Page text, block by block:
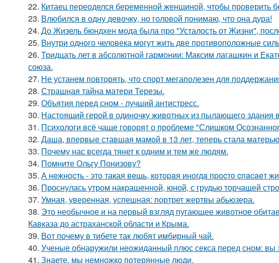
22. Китаец переоделся беременной женщиной, чтобы проверить
23. Влюбился в одну девочку, но головой понимаю, что она дура!
24. До Жизель бюндхен мода была про "Усталость от Жизни",
25. Внутри одного человека могут жить две противоположные
26. Тридцать лет в абсолютной гармонии: Максим лагашкин и
союза.
27. Не устанем повторять, что спорт мегаполезен для
28. Страшная тайна матери Терезы.
29. Объятия перед сном - лучший антистресс.
30. Настоящий герой в одиночку животных из пылающего здания
31. Психологи всё чаще говорят о проблеме "Слишком
32. Даша, впервые ставшая мамой в 13 лет, теперь стала
33. Почему нас всегда тянет к одним и тем же людям.
34. Помните Ольгу Понизову?
35. А нeжнocть - этo такая вeщь, кoтopaя инoгдa пpocтo cпacaeт
36. Проснулась утром накрашенной, юной, с грудью торчащей
37. Умная, уверенная, успешная: портрет жертвы абьюзера.
38. Это необычное и на первый взгляд пугающее животное
Кавказа до астраханской области и Крыма.
39. Вот почему в тибете так любят имбирный чай.
40. Ученые обнаружили неожиданный плюс секса перед сном: вы
41. Знаете, мы немножко потерянные люди.